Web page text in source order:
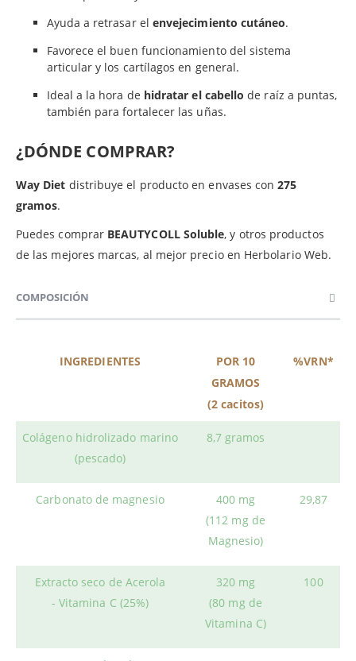
Ayuda a retrasar el envejecimiento cutáneo.
Favorece el buen funcionamiento del sistema
articular y los cartílagos en general.
Ideal a la hora de hidratar el cabello de raíz a puntas,
también para fortalecer las uñas.
¿DÓNDE COMPRAR?
Way Diet distribuye el producto en envases con275
gramos.
Puedes comprar BEAUTYCOLL Soluble, y otros productos
de las mejores marcas, al mejor precio en Herbolario Web.
COMPOSICIÓN
INGREDIENTES
POR 10
GRAMOS
(2 cacitos)
%VRN*
Colágeno hidrolizado marino
(pescado)
8,7 gramos
Carbonato de magnesio
400 mg
(112 mg de
Magnesio)
29,87
Extracto seco de Acerola
- Vitamina C (25%)
320 mg
(80 mg de
Vitamina C)
100